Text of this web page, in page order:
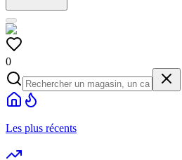
0
Les plus récents